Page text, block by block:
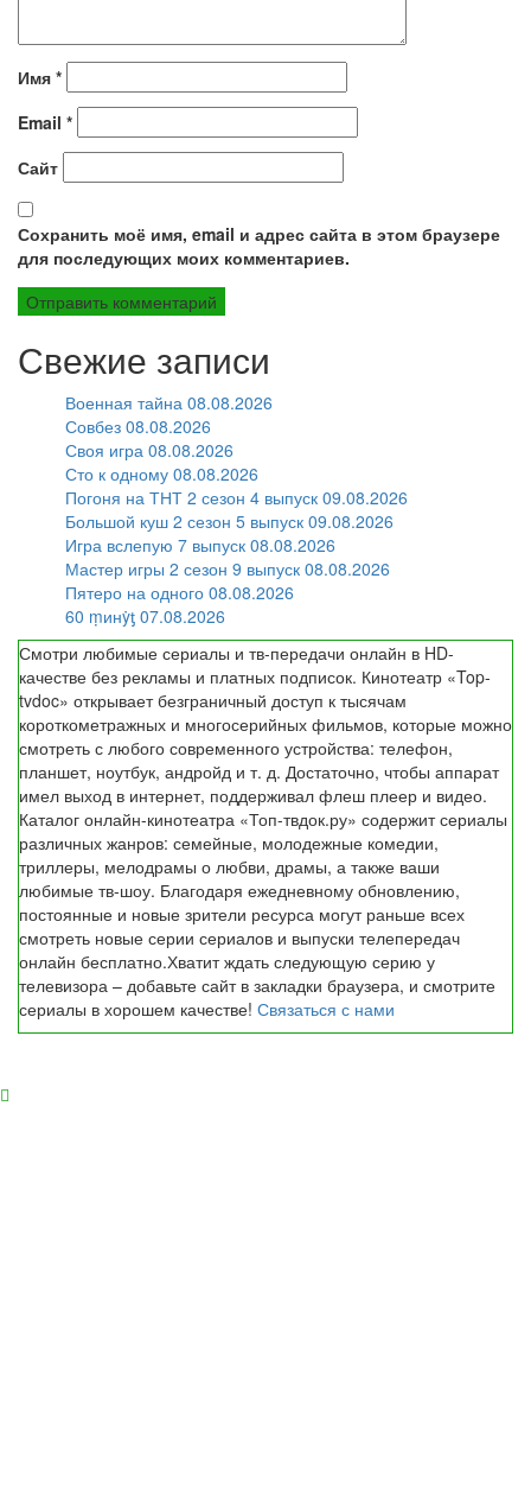
Имя *
Email *
Сайт
Сохранить моё имя, email и адрес сайта в этом браузере
для последующих моих комментариев.
Свежие записи
Военная тайна 08.08.2026
Совбез 08.08.2026
Своя игра 08.08.2026
Сто к одному 08.08.2026
Погоня на ТНТ 2 сезон 4 выпуск 09.08.2026
Большой куш 2 сезон 5 выпуск 09.08.2026
Игра вслепую 7 выпуск 08.08.2026
Мастер игры 2 сезон 9 выпуск 08.08.2026
Пятеро на одного 08.08.2026
60 ṃинẏƫ 07.08.2026
Смотри любимые сериалы и тв-передачи онлайн в HD-
качестве без рекламы и платных подписок. Кинотеатр «Top-
tvdoc» открывает безграничный доступ к тысячам
короткометражных и многосерийных фильмов, которые можно
смотреть с любого современного устройства: телефон,
планшет, ноутбук, андройд и т. д. Достаточно, чтобы аппарат
имел выход в интернет, поддерживал флеш плеер и видео.
Каталог онлайн-кинотеатра «Топ-твдок.ру» содержит сериалы
различных жанров: семейные, молодежные комедии,
триллеры, мелодрамы о любви, драмы, а также ваши
любимые тв-шоу. Благодаря ежедневному обновлению,
постоянные и новые зрители ресурса могут раньше всех
смотреть новые серии сериалов и выпуски телепередач
онлайн бесплатно.Хватит ждать следующую серию у
телевизора – добавьте сайт в закладки браузера, и смотрите
сериалы в хорошем качестве! Связаться с нами